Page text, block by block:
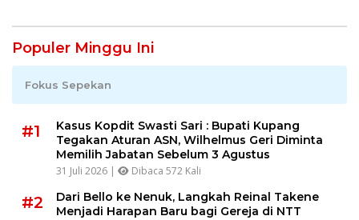
Populer Minggu Ini
Fokus Sepekan
#1
Kasus Kopdit Swasti Sari : Bupati Kupang
Tegakan Aturan ASN, Wilhelmus Geri Diminta
Memilih Jabatan Sebelum 3 Agustus
31 Juli 2026 | Dibaca 572 Kali
#2
Dari Bello ke Nenuk, Langkah Reinal Takene
Menjadi Harapan Baru bagi Gereja di NTT